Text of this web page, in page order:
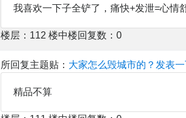
我喜欢一下子全铲了，痛快+发泄=心情
楼层：112 楼中楼回复数：0
所回复主题贴： 大家怎么毁城市的？发表
精品不算